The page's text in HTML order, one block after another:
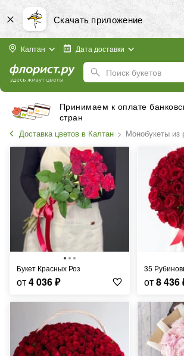
Скачать приложение
Калтан Дата доставки
Поиск букетов
Принимаем к оплате
стран
Доставка цветов в Калтан Монобукеты из
Букет Красных Роз
от4 036₽
35
от8 436